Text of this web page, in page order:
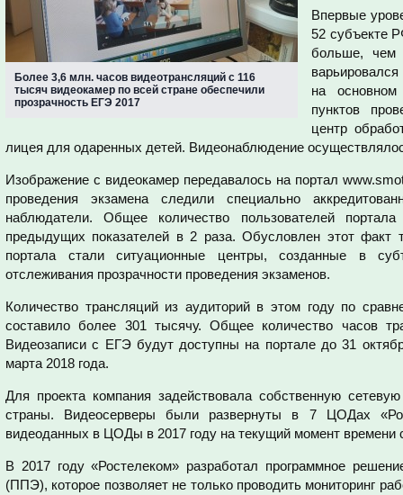
Более 3,6 млн. часов видеотрансляций с 116
тысяч видеокамер по всей стране обеспечили
прозрачность ЕГЭ 2017
Впервые
52 субъекте
больше, чем
на
пунктов
центр
лицея для одаренных детей. Видеонаблюдение
Изображение с видеокамер передавалось на портал
проведения экзамена следили специально
наблюдатели. Общее количество пользователей
предыдущих показателей в 2 раза. Обусловлен этот факт
портала стали ситуационные центры, созданные в
отслеживания прозрачности проведения экзаменов.
Количество трансляций из аудиторий в этом году по
составило более 301 тысячу. Общее количество часов
Видеозаписи с ЕГЭ будут доступны на портале до 31
марта 2018 года.
Для проекта компания задействовала собственную
страны. Видеосерверы были развернуты в 7 ЦОДах
видеоданных в ЦОДы в 2017 году на текущий момент времени
В 2017 году «Ростелеком» разработал программное
(ППЭ), которое позволяет не только проводить мониторинг